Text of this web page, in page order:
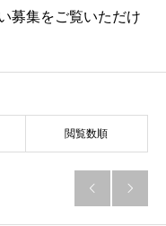
募集をご覧いただけ
閲覧数順
 